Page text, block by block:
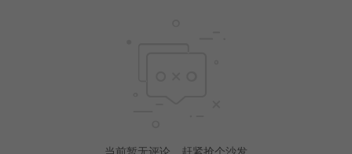
当前暂无评论，赶紧抢个沙发